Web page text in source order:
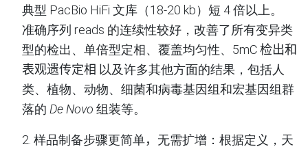
典型 PacBio HiFi 文库（18-20 kb）短 4倍以上。
准确序列 reads 的连续性较好，改善了所有变异类
型的检出、单倍型定相、覆盖均匀性、 5mC 检出和
表观遗传定相 以及许多其他方面的结果，包括人
类、植物、动物、细菌和病毒基因组和宏基因组群
落的 De Novo 组装等。
2. 样品制备步骤更简单， 无需扩增 ： 根据定义，天